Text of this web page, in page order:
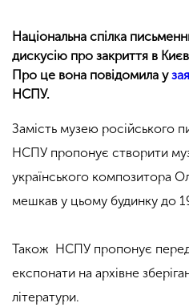
Національна спілка
дискусію про закриття в
Про це вона повідомила у
НСПУ.
Замість музею російського
НСПУ пропонує створити
українського композитора
мешкав у цьому будинку до
Також НСПУ пропонує
експонати на архівне
літератури.